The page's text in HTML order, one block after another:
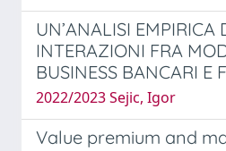
UN’ANALISI EMPIRICA
INTERAZIONI FRA
BUSINESS BANCARI E
2022/2023 Sejic, Igor
Value premium and